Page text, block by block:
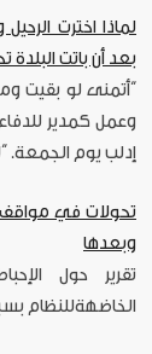
لماذا اخترت
بعد أن باتت البلدة
وعمل كمدير
إدلب يوم الجمعة.
تحولات في مواقف
وبعدها
تقرير حول
الخاضهةللنظام